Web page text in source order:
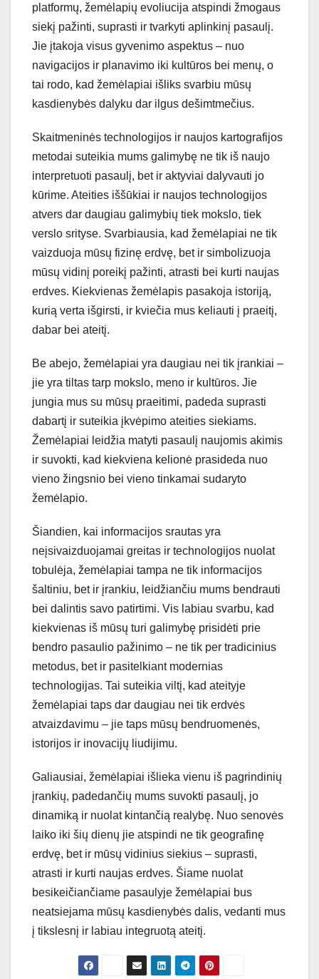
platformų, žemėlapių evoliucija atspindi žmogaus
siekį pažinti, suprasti ir tvarkyti aplinkinį pasaulį.
Jie įtakoja visus gyvenimo aspektus – nuo
navigacijos ir planavimo iki kultūros bei menų, o
tai rodo, kad žemėlapiai išliks svarbiu mūsų
kasdienybės dalyku dar ilgus dešimtmečius.
Skaitmeninės technologijos ir naujos kartografijos
metodai suteikia mums galimybę ne tik iš naujo
interpretuoti pasaulį, bet ir aktyviai dalyvauti jo
kūrime. Ateities iššūkiai ir naujos technologijos
atvers dar daugiau galimybių tiek mokslo, tiek
verslo srityse. Svarbiausia, kad žemėlapiai ne tik
vaizduoja mūsų fizinę erdvę, bet ir simbolizuoja
mūsų vidinį poreikį pažinti, atrasti bei kurti naujas
erdves. Kiekvienas žemėlapis pasakoja istoriją,
kurią verta išgirsti, ir kviečia mus keliauti į praeitį,
dabar bei ateitį.
Be abejo, žemėlapiai yra daugiau nei tik įrankiai –
jie yra tiltas tarp mokslo, meno ir kultūros. Jie
jungia mus su mūsų praeitimi, padeda suprasti
dabartį ir suteikia įkvėpimo ateities siekiams.
Žemėlapiai leidžia matyti pasaulį naujomis akimis
ir suvokti, kad kiekviena kelionė prasideda nuo
vieno žingsnio bei vieno tinkamai sudaryto
žemėlapio.
Šiandien, kai informacijos srautas yra
neįsivaizduojamai greitas ir technologijos nuolat
tobulėja, žemėlapiai tampa ne tik informacijos
šaltiniu, bet ir įrankiu, leidžiančiu mums bendrauti
bei dalintis savo patirtimi. Vis labiau svarbu, kad
kiekvienas iš mūsų turi galimybę prisidėti prie
bendro pasaulio pažinimo – ne tik per tradicinius
metodus, bet ir pasitelkiant modernias
technologijas. Tai suteikia viltį, kad ateityje
žemėlapiai taps dar daugiau nei tik erdvės
atvaizdavimu – jie taps mūsų bendruomenės,
istorijos ir inovacijų liudijimu.
Galiausiai, žemėlapiai išlieka vienu iš pagrindinių
įrankių, padedančių mums suvokti pasaulį, jo
dinamiką ir nuolat kintančią realybę. Nuo senovės
laiko iki šių dienų jie atspindi ne tik geografinę
erdvę, bet ir mūsų vidinius siekius – suprasti,
atrasti ir kurti naujas erdves. Šiame nuolat
besikeičiančiame pasaulyje žemėlapiai bus
neatsiejama mūsų kasdienybės dalis, vedanti mus
į tikslesnį ir labiau integruotą ateitį.